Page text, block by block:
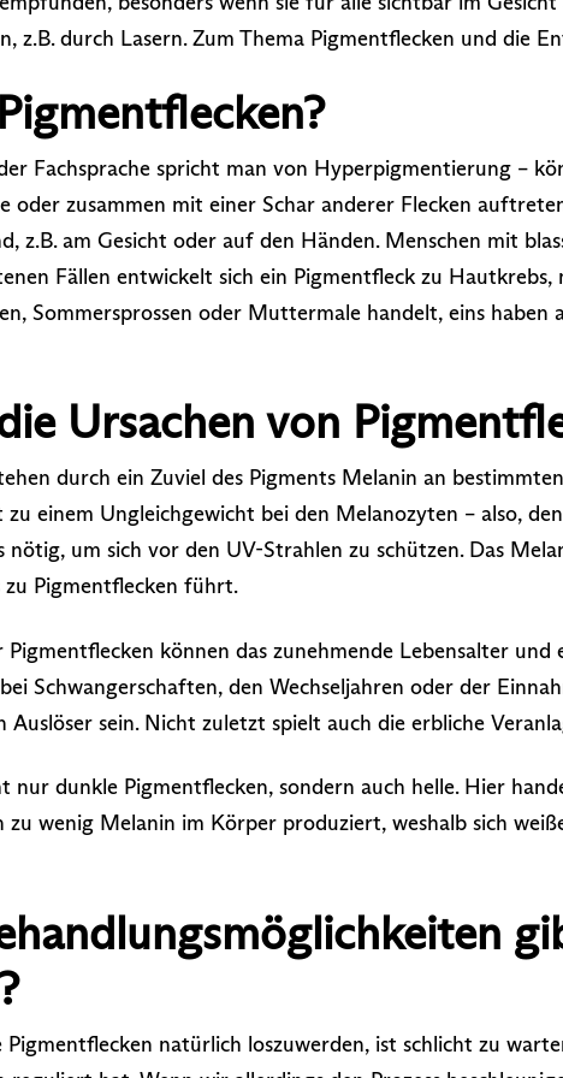
z.B. durch Lasern. Zum Thema Pigmentflecken und die
Fachsprache spricht man von Hyperpigmentierung –
oder zusammen mit einer Schar anderer Flecken
z.B. am Gesicht oder auf den Händen. Menschen mit
Fällen entwickelt sich ein Pigmentfleck zu
Sommersprossen oder Muttermale handelt, eins
Ursachen von
durch ein Zuviel des Pigments Melanin an
einem Ungleichgewicht bei den Melanozyten – also,
nötig, um sich vor den UV-Strahlen zu schützen. Das
zu Pigmentflecken führt.
können das zunehmende Lebensalter
Schwangerschaften, den Wechseljahren oder der
Auslöser sein. Nicht zuletzt spielt auch die erbliche
nur dunkle Pigmentflecken, sondern auch helle. Hier
zu wenig Melanin im Körper produziert, weshalb sich
natürlich loszuwerden, ist schlicht zu